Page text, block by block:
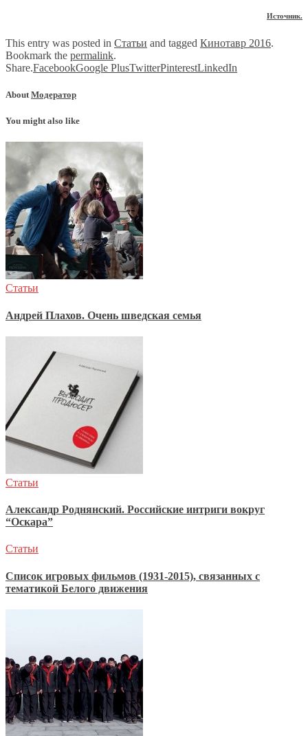
Источник.
This entry was posted in Статьи and tagged Кинотавр 2016.
Bookmark the permalink.
Share.FacebookGoogle PlusTwitterPinterestLinkedIn
About Модератор
You might also like
Статьи
Андрей Плахов. Очень шведская семья
Статьи
Александр Роднянский. Российские интриги вокруг
“Оскара”
Статьи
Список игровых фильмов (1931-2015), связанных с
тематикой Белого движения